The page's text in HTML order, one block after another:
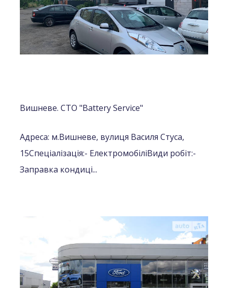
Вишневе. СТО "Battery Service"
Адреса: м.Вишневе, вулиця Василя Стуса,
15Спеціалізація:- ЕлектромобіліВиди робіт:-
Заправка кондиці...